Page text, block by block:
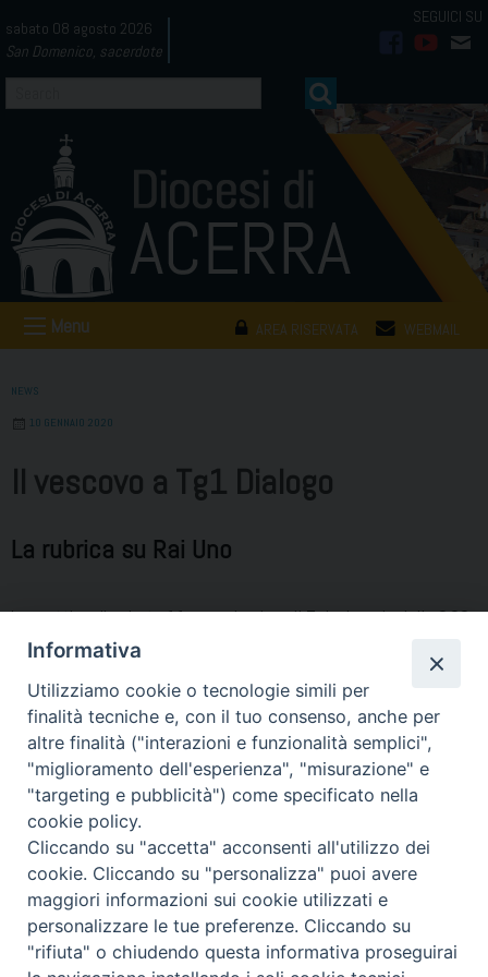
to
content
sabato 08 agosto 2026
San Domenico, sacerdote
AREA RISERVATA WEBMAIL
Menu
NEWS
10 GENNAIO 2020
Il vescovo a Tg1 Dialogo
La rubrica su Rai Uno
La mattina di sabato 11 gennaio, dopo il Telegiornale delle 8.00,
monsignor Antonio Di Donna parla della nostra terra a TG1
Dialogo “Proteggiamo la bellezza”, la rubrica di Piero Damosso
su Rai Uno, con il commento di padre Enzo Fortunato.
Guarda il Videohttps://www.raiplay.it/video/2020/01/tg1-dialogo-4e770bdc-
c703-4590-90bc-e51a34acc69e.html
Condividi…
Piazza Duomo 7 - 80011 Acerra (NA) - Tel/Fax 081 5209329 -
Informativa
Utilizziamo cookie o tecnologie simili per
finalità tecniche e, con il tuo consenso, anche per
altre finalità ("interazioni e funzionalità semplici",
"miglioramento dell'esperienza", "misurazione" e
"targeting e pubblicità") come specificato nella
cookie policy.
Cliccando su "accetta" acconsenti all'utilizzo dei
cookie. Cliccando su "personalizza" puoi avere
maggiori informazioni sui cookie utilizzati e
personalizzare le tue preferenze. Cliccando su
"rifiuta" o chiudendo questa informativa proseguirai